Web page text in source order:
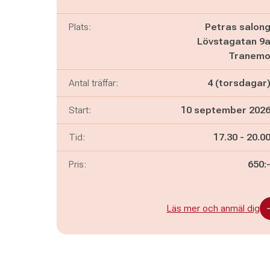
Plats:
Petras salong
Lövstagatan 9a
Tranemo
Antal träffar: 4 (torsdagar)
Start: 10 september 2026
Tid: Pågår mellan
17.30 - och
20.00
Pris: 650:-
Läs mer och anmäl dig